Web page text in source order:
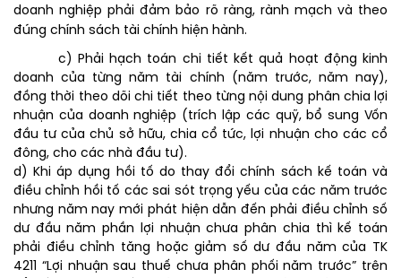
doanh nghiệp phải đảm bảo rõ ràng, rành mạch và theo
đúng chính sách tài chính hiện hành.
c) Phải hạch toán chi tiết kết quả hoạt động kinh
doanh của từng năm tài chính (năm trước, năm nay),
đồng thời theo dõi chi tiết theo từng nội dung phân chia lợi
nhuận của doanh nghiệp (trích lập các quỹ, bổ sung Vốn
đầu tư của chủ sở hữu, chia cổ tức, lợi nhuận cho các cổ
đông, cho các nhà đầu tư).
d) Khi áp dụng hồi tố do thay đổi chính sách kế toán và
điều chỉnh hồi tố các sai sót trọng yếu của các năm trước
nhưng năm nay mới phát hiện dẫn đến phải điều chỉnh số
dư đầu năm phần lợi nhuận chưa phân chia thì kế toán
phải điều chỉnh tăng hoặc giảm số dư đầu năm của TK
4211 “Lợi nhuận sau thuế chưa phân phối năm trước” trên